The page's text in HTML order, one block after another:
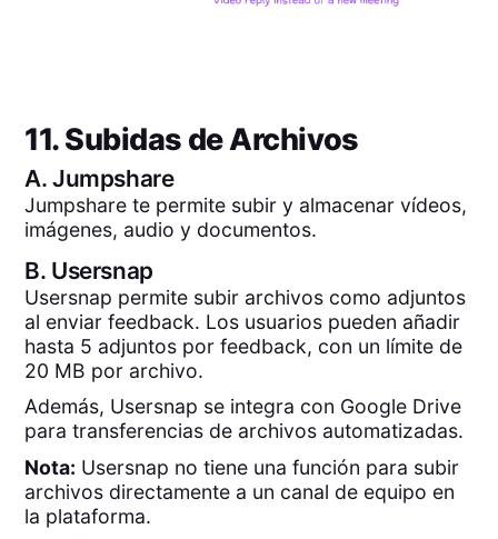
11. Subidas de Archivos
A.Jumpshare
Jumpshare te permite subir y almacenar vídeos,
imágenes, audio y documentos.
B. Usersnap
Usersnap permite subir archivos como adjuntos
al enviar feedback. Los usuarios pueden añadir
hasta 5 adjuntos por feedback, con un límite de
20 MB por archivo.
Además, Usersnap se integra con Google Drive
para transferencias de archivos automatizadas.
Nota: Usersnap no tiene una función para subir
archivos directamente a un canal de equipo en
la plataforma.